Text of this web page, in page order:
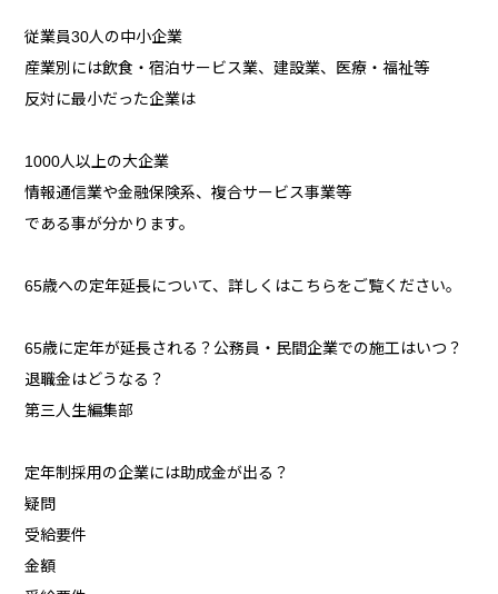
従業員30人の中小企業
産業別には飲食・宿泊サービス業、建設業、医療・福祉等
反対に最小だった企業は
1000人以上の大企業
情報通信業や金融保険系、複合サービス事業等
である事が分かります。
65歳への定年延長について、詳しくはこちらをご覧ください。
65歳に定年が延長される？公務員・民間企業での施工はいつ？
退職金はどうなる？
第三人生編集部
定年制採用の企業には助成金が出る？
疑問
受給要件
金額